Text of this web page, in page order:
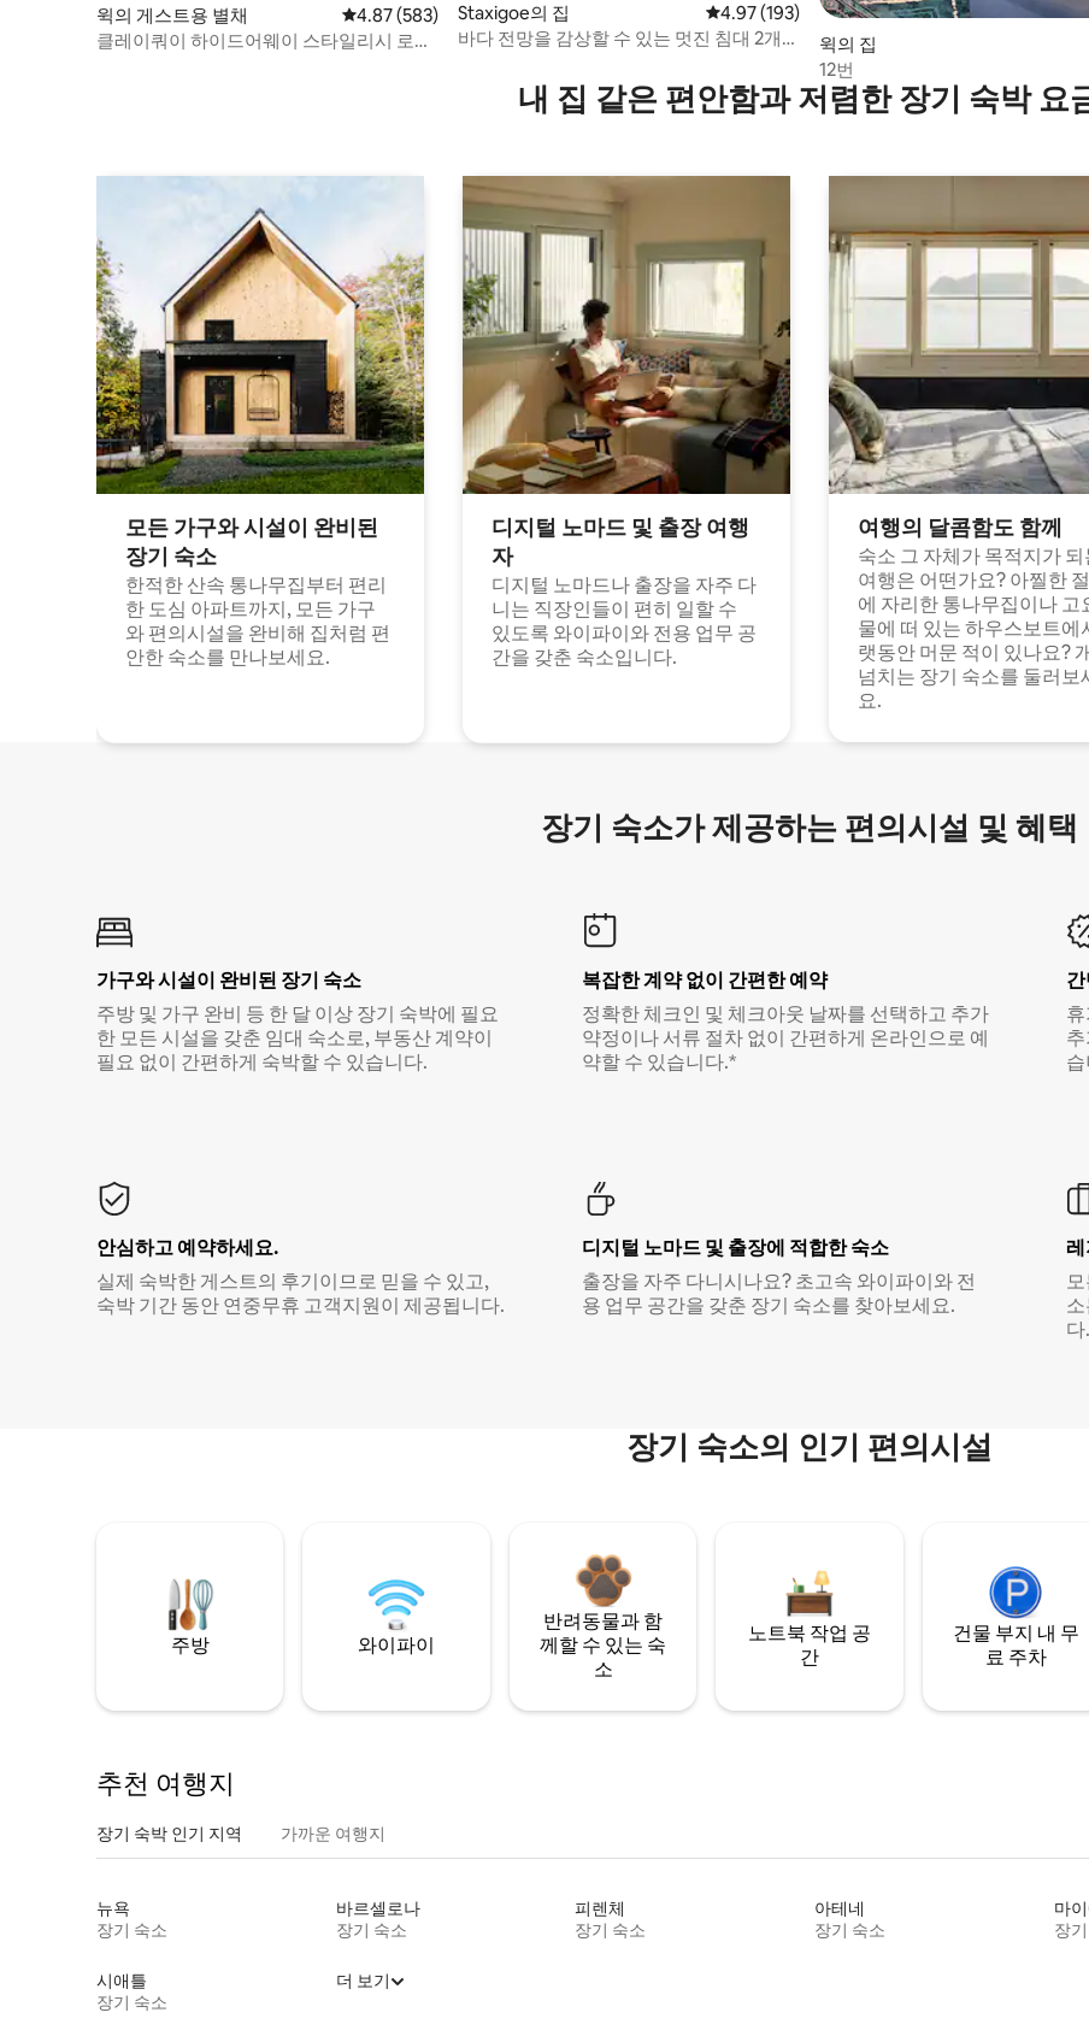
윅의 게스트용 별채 평점 4.87점(5점 만점), 후기 583개
4.87 (583)
클레이쿼이 하이드어웨이 스타일리시 로지
Staxigoe의 집 평점 4.97점(5점 만점), 후기 193개
4.97 (193)
바다 전망을 감상할 수 있는 멋진 침대 2개
윅의 집
12번
내 집 같은 편안함과 저렴한 장기 숙박 요
모든 가구와 시설이 완비된
장기 숙소
한적한 산속 통나무집부터 편리
한 도심 아파트까지, 모든 가구
와 편의시설을 완비해 집처럼 편
안한 숙소를 만나보세요.
디지털 노마드 및 출장 여행
자
디지털 노마드나 출장을 자주 다
니는 직장인들이 편히 일할 수
있도록 와이파이와 전용 업무 공
간을 갖춘 숙소입니다.
여행의 달콤함도 함께
숙소 그 자체가 목적지가 되
여행은 어떤가요? 아찔한
에 자리한 통나무집이나 고
물에 떠 있는 하우스보트에
랫동안 머문 적이 있나요?
넘치는 장기 숙소를 둘러보
요.
장기 숙소가 제공하는 편의시설 및 혜택
가구와 시설이 완비된 장기 숙소
주방 및 가구 완비 등 한 달 이상 장기 숙박에 필요
한 모든 시설을 갖춘 임대 숙소로, 부동산 계약이
필요 없이 간편하게 숙박할 수 있습니다.
복잡한 계약 없이 간편한 예약
정확한 체크인 및 체크아웃 날짜를 선택하고 추가
약정이나 서류 절차 없이 간편하게 온라인으로 예
약할 수 있습니다.*
안심하고 예약하세요.
실제 숙박한 게스트의 후기이므로 믿을 수 있고,
숙박 기간 동안 연중무휴 고객지원이 제공됩니다.
디지털 노마드 및 출장에 적합한 숙소
출장을 자주 다니시나요? 초고속 와이파이와 전
용 업무 공간을 갖춘 장기 숙소를 찾아보세요.
다.
장기 숙소의 인기 편의시설
주방 와이파이
반려동물과 함
께할 수 있는 숙
소
노트북 작업 공
간
건물 부지 내 무
료 주차
추천 여행지
장기 숙박 인기 지역 가까운 여행지
뉴욕
장기 숙소
바르셀로나
장기 숙소
피렌체
장기 숙소
아테네
장기 숙소
마
장
시애틀
장기 숙소
더 보기